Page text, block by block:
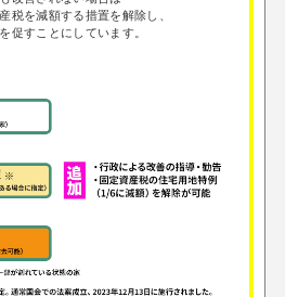
税を減額する措置を解除し、
促すことにしています。